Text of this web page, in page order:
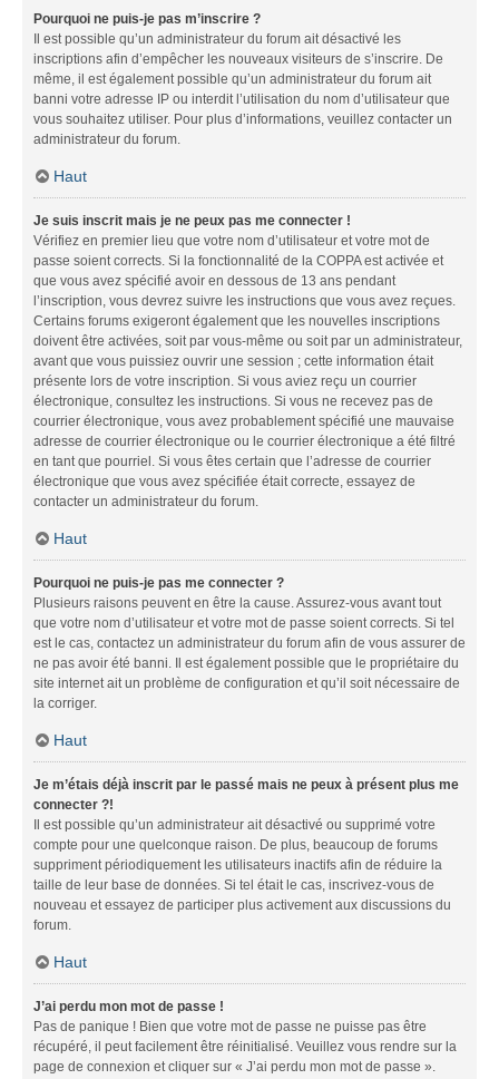
Pourquoi ne puis-je pas m’inscrire ?
Il est possible qu’un administrateur du forum ait désactivé les
inscriptions afin d’empêcher les nouveaux visiteurs de s’inscrire. De
même, il est également possible qu’un administrateur du forum ait
banni votre adresse IP ou interdit l’utilisation du nom d’utilisateur que
vous souhaitez utiliser. Pour plus d’informations, veuillez contacter un
administrateur du forum.
Haut
Je suis inscrit mais je ne peux pas me connecter !
Vérifiez en premier lieu que votre nom d’utilisateur et votre mot de
passe soient corrects. Si la fonctionnalité de la COPPA est activée et
que vous avez spécifié avoir en dessous de 13 ans pendant
l’inscription, vous devrez suivre les instructions que vous avez reçues.
Certains forums exigeront également que les nouvelles inscriptions
doivent être activées, soit par vous-même ou soit par un administrateur,
avant que vous puissiez ouvrir une session ; cette information était
présente lors de votre inscription. Si vous aviez reçu un courrier
électronique, consultez les instructions. Si vous ne recevez pas de
courrier électronique, vous avez probablement spécifié une mauvaise
adresse de courrier électronique ou le courrier électronique a été filtré
en tant que pourriel. Si vous êtes certain que l’adresse de courrier
électronique que vous avez spécifiée était correcte, essayez de
contacter un administrateur du forum.
Haut
Pourquoi ne puis-je pas me connecter ?
Plusieurs raisons peuvent en être la cause. Assurez-vous avant tout
que votre nom d’utilisateur et votre mot de passe soient corrects. Si tel
est le cas, contactez un administrateur du forum afin de vous assurer de
ne pas avoir été banni. Il est également possible que le propriétaire du
site internet ait un problème de configuration et qu’il soit nécessaire de
la corriger.
Haut
Je m’étais déjà inscrit par le passé mais ne peux à présent plus me
connecter ?!
Il est possible qu’un administrateur ait désactivé ou supprimé votre
compte pour une quelconque raison. De plus, beaucoup de forums
suppriment périodiquement les utilisateurs inactifs afin de réduire la
taille de leur base de données. Si tel était le cas, inscrivez-vous de
nouveau et essayez de participer plus activement aux discussions du
forum.
Haut
J’ai perdu mon mot de passe !
Pas de panique ! Bien que votre mot de passe ne puisse pas être
récupéré, il peut facilement être réinitialisé. Veuillez vous rendre sur la
page de connexion et cliquer sur « J’ai perdu mon mot de passe ».